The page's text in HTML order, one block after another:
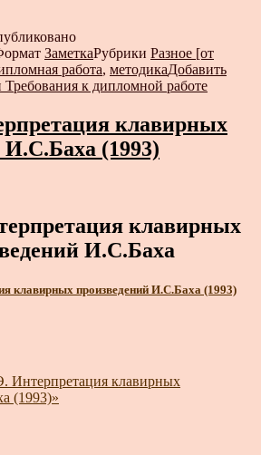
ЗаметкаРубрики Разное [от
работа, методикаДобавить
Требования к дипломной работе
клавирных
И.С.Баха (1993)
клавирных
И.С.Баха
клавирных произведений И.С.Баха (1993)
Интерпретация клавирных
(1993)»